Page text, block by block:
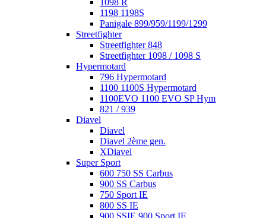
1098 R
1198 1198S
Panigale 899/959/1199/1299
Streetfighter
Streetfighter 848
Streetfighter 1098 / 1098 S
Hypermotard
796 Hypermotard
1100 1100S Hypermotard
1100EVO 1100 EVO SP Hym
821 / 939
Diavel
Diavel
Diavel 2ème gen.
XDiavel
Super Sport
600 750 SS Carbus
900 SS Carbus
750 Sport IE
800 SS IE
900 SSIE 900 Sport IE